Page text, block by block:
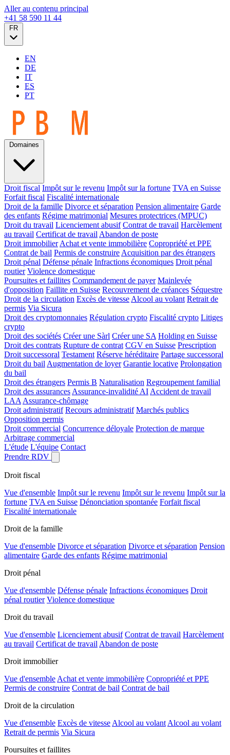
Aller au contenu principal
+41 58 590 11 44
EN
DE
IT
ES
PT
Droit fiscal Impôt sur le revenu Impôt sur la fortune TVA en Suisse
Forfait fiscal Fiscalité internationale
Droit de la famille Divorce et séparation Pension alimentaire Garde
des enfants Régime matrimonial Mesures protectrices (MPUC)
Droit du travail Licenciement abusif Contrat de travail Harcèlement
au travail Certificat de travail Abandon de poste
Droit immobilier Achat et vente immobilière Copropriété et PPE
Contrat de bail Permis de construire Acquisition par des étrangers
Droit pénal Défense pénale Infractions économiques Droit pénal
routier Violence domestique
Poursuites et faillites Commandement de payer Mainlevée
d'opposition Faillite en Suisse Recouvrement de créances Séquestre
Droit de la circulation Excès de vitesse Alcool au volant Retrait de
permis Via Sicura
Droit des cryptomonnaies Régulation crypto Fiscalité crypto Litiges
crypto
Droit des sociétés Créer une Sàrl Créer une SA Holding en Suisse
Droit des contrats Rupture de contrat CGV en Suisse Prescription
Droit successoral Testament Réserve héréditaire Partage successoral
Droit du bail Augmentation de loyer Garantie locative Prolongation
du bail
Droit des étrangers Permis B Naturalisation Regroupement familial
Droit des assurances Assurance-invalidité AI Accident de travail
LAA Assurance-chômage
Droit administratif Recours administratif Marchés publics
Opposition permis
Droit commercial Concurrence déloyale Protection de marque
Arbitrage commercial
L'étude L'équipe Contact
Prendre RDV
Droit fiscal
Vue d'ensemble Impôt sur le revenu Impôt sur le revenu Impôt sur la
fortune TVA en Suisse Dénonciation spontanée Forfait fiscal
Fiscalité internationale
Droit de la famille
Vue d'ensemble Divorce et séparation Divorce et séparation Pension
alimentaire Garde des enfants Régime matrimonial
Droit pénal
Vue d'ensemble Défense pénale Infractions économiques Droit
pénal routier Violence domestique
Droit du travail
Vue d'ensemble Licenciement abusif Contrat de travail Harcèlement
au travail Certificat de travail Abandon de poste
Droit immobilier
Vue d'ensemble Achat et vente immobilière Copropriété et PPE
Permis de construire Contrat de bail Contrat de bail
Droit de la circulation
Vue d'ensemble Excès de vitesse Alcool au volant Alcool au volant
Retrait de permis Via Sicura
Poursuites et faillites